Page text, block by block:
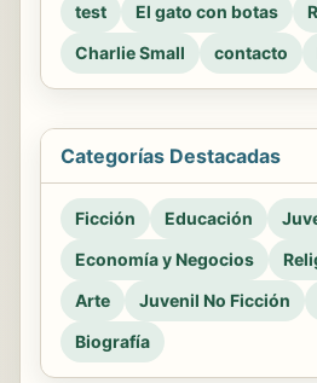
test El gato con botas
Charlie Small
contacto
Categorías Destacadas
Ficción Educación
Economía y Negocios
Arte
Juvenil No Ficción
Biografía